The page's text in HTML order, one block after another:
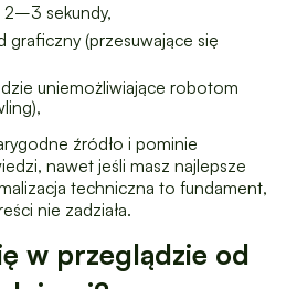
2–3 sekundy,
graficzny (przesuwające się
uniemożliwiające robotom
źródło i pominie
nawet jeśli masz najlepsze
techniczna to fundament,
nie zadziała.
w przeglądzie od